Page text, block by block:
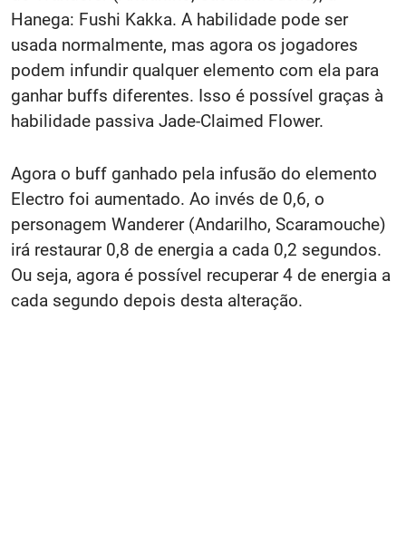
Hanega: Fushi Kakka. A habilidade pode ser
usada normalmente, mas agora os jogadores
podem infundir qualquer elemento com ela para
ganhar buffs diferentes. Isso é possível graças à
habilidade passiva Jade-Claimed Flower.
Agora o buff ganhado pela infusão do elemento
Electro foi aumentado. Ao invés de 0,6, o
personagem Wanderer (Andarilho, Scaramouche)
irá restaurar 0,8 de energia a cada 0,2 segundos.
Ou seja, agora é possível recuperar 4 de energia a
cada segundo depois desta alteração.